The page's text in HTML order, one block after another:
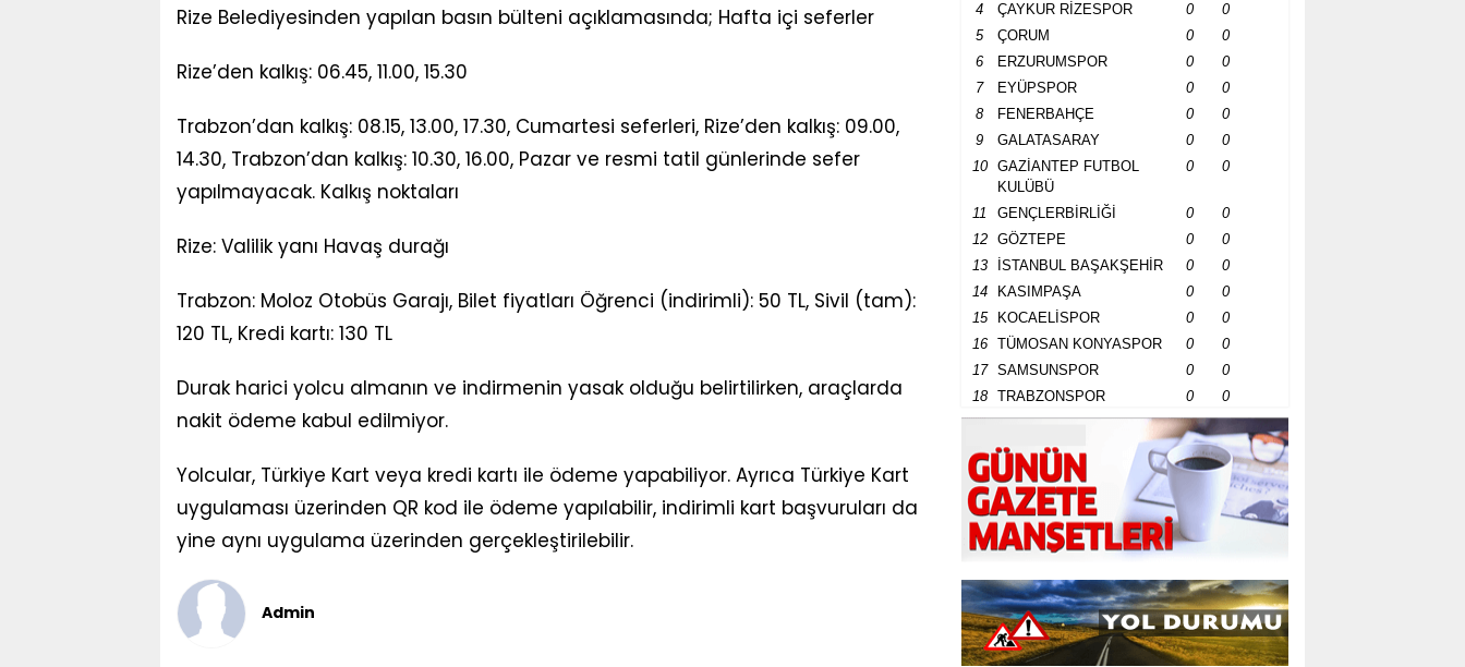
Rize Belediyesinden yapılan basın bülteni açıklamasında; Hafta içi seferler
Rize’den kalkış: 06.45, 11.00, 15.30
Trabzon’dan kalkış: 08.15, 13.00, 17.30, Cumartesi seferleri, Rize’den kalkış: 09.00,
14.30, Trabzon’dan kalkış: 10.30, 16.00, Pazar ve resmi tatil günlerinde sefer
yapılmayacak. Kalkış noktaları
Rize: Valilik yanı Havaş durağı
Trabzon: Moloz Otobüs Garajı, Bilet fiyatları Öğrenci (indirimli): 50 TL, Sivil (tam):
120 TL, Kredi kartı: 130 TL
Durak harici yolcu almanın ve indirmenin yasak olduğu belirtilirken, araçlarda
nakit ödeme kabul edilmiyor.
Yolcular, Türkiye Kart veya kredi kartı ile ödeme yapabiliyor. Ayrıca Türkiye Kart
uygulaması üzerinden QR kod ile ödeme yapılabilir, indirimli kart başvuruları da
yine aynı uygulama üzerinden gerçekleştirilebilir.
Admin
4 ÇAYKUR RİZESPOR 0
0
5
ÇORUM 0
0
6
ERZURUMSPOR 0
0
7
EYÜPSPOR 0
0
8
FENERBAHÇE 0
0
9
GALATASARAY 0
0
10
GAZİANTEP FUTBOL
KULÜBÜ
0 0
11 GENÇLERBİRLİĞİ 0
0
12
GÖZTEPE 0
0
13
İSTANBUL BAŞAKŞEHİR 0
0
14
KASIMPAŞA 0
0
15
KOCAELİSPOR 0
0
16
TÜMOSAN KONYASPOR 0
0
17
SAMSUNSPOR 0
0
18
TRABZONSPOR 0 0